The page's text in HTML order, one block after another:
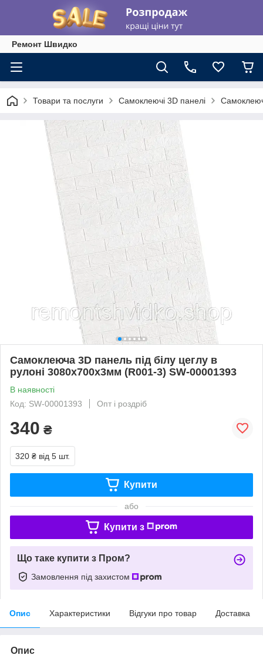
Ремонт Швидко
Товари та послуги Самоклеючі 3D панелі
Самоклеюча 3D панель під білу цеглу в
рулоні 3080x700x3мм (R001-3) SW-00001393
В наявності
Код: SW-00001393
Опт і роздріб
340 ₴
320 ₴ від 5 шт.
Купити
або
Купити з
Що таке купити з Пром?
Замовлення під захистом
Опис Характеристики Відгуки про товар Доставка
Опис